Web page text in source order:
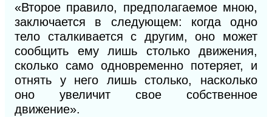
«Второе правило, предполагаемое мною,
заключается в следующем: когда одно
тело сталкивается с другим, оно может
сообщить ему лишь столько движения,
сколько само одновременно потеряет, и
отнять у него лишь столько, насколько
оно увеличит свое собственное
движение».